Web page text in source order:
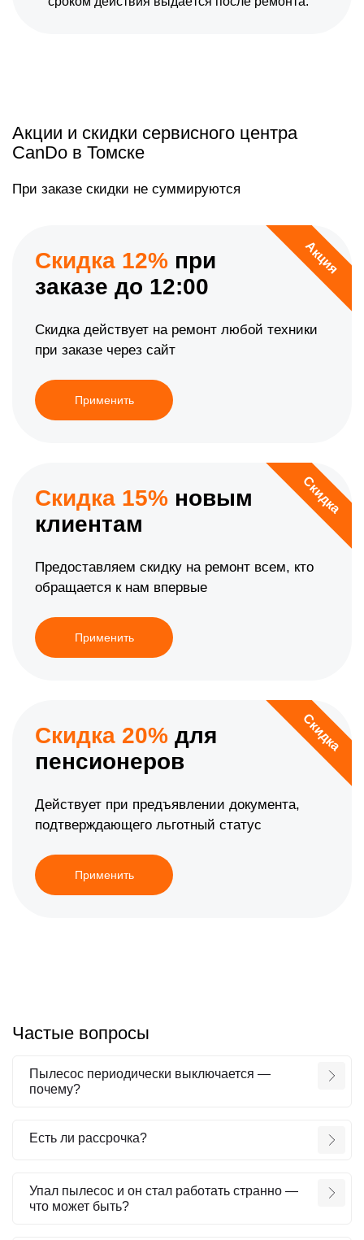
Акции и скидки сервисного центра
CanDo в Томске
При заказе скидки не суммируются
Акция
Скидка 12% при
заказе до 12:00
Скидка действует на ремонт любой техники
при заказе через сайт
Применить
Скидка
Скидка 15% новым
клиентам
Предоставляем скидку на ремонт всем, кто
обращается к нам впервые
Применить
Скидка
Скидка 20% для
пенсионеров
Действует при предъявлении документа,
подтверждающего льготный статус
Применить
Частые вопросы
Пылесос периодически выключается —
почему?
Есть ли рассрочка?
Упал пылесос и он стал работать странно —
что может быть?